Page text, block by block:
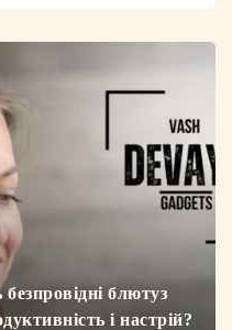
блютуз
і настрій?